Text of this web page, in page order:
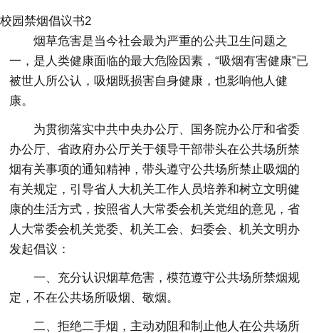
校园禁烟倡议书2
烟草危害是当今社会最为严重的公共卫生问题之
一，是人类健康面临的最大危险因素，“吸烟有害健康”已
被世人所公认，吸烟既损害自身健康，也影响他人健
康。
为贯彻落实中共中央办公厅、国务院办公厅和省委
办公厅、省政府办公厅关于领导干部带头在公共场所禁
烟有关事项的通知精神，带头遵守公共场所禁止吸烟的
有关规定，引导省人大机关工作人员培养和树立文明健
康的生活方式，按照省人大常委会机关党组的意见，省
人大常委会机关党委、机关工会、妇委会、机关文明办
发起倡议：
一、充分认识烟草危害，模范遵守公共场所禁烟规
定，不在公共场所吸烟、敬烟。
二、拒绝二手烟，主动劝阻和制止他人在公共场所